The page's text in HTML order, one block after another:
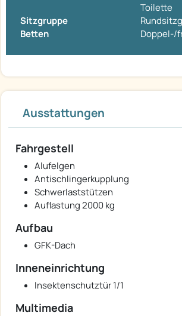
Toilette
Sitzgruppe
Betten
Doppel-/
Ausstattungen
Fahrgestell
Alufelgen
Antischlingerkupplung
Schwerlaststützen
Auflastung 2000 kg
Aufbau
GFK-Dach
Inneneinrichtung
Insektenschutztür 1/1
Multimedia